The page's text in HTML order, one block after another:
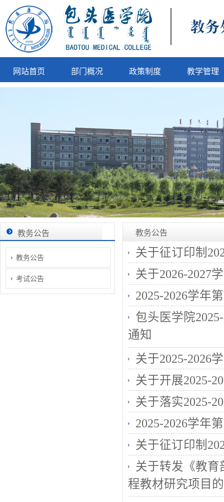
网站首页 部门概况 政策制度 教学管理
教务公告
教务公告
考试公告
教务公告
关于征订印制
关于2026-2027
2025-2026学年
包头医学院
通知
关于2025-2026
关于开展2025-
关于落实2025-
2025-2026学年
关于征订印制
关于转发《教育
程教材研究项目